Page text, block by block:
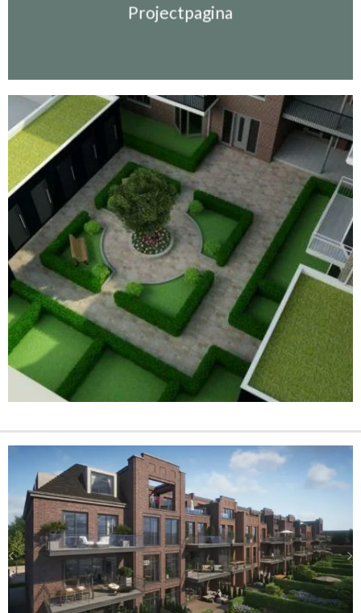
Projectpagina